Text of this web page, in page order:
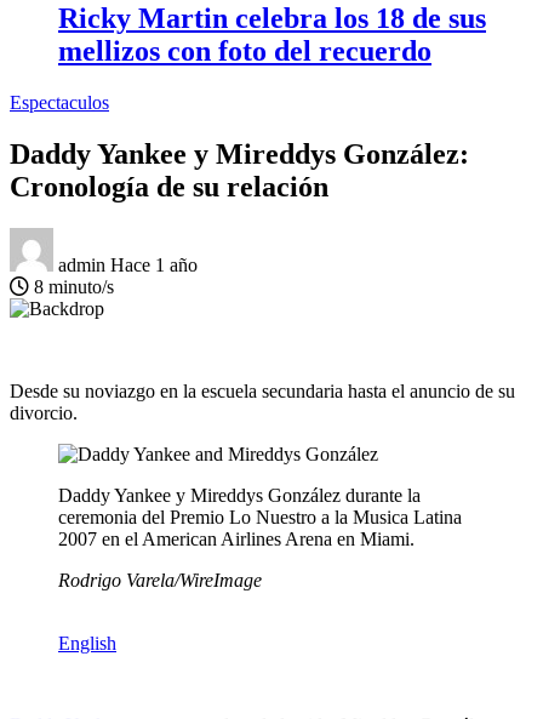
Ricky Martin celebra los 18 de sus
mellizos con foto del recuerdo
Espectaculos
Daddy Yankee y Mireddys González:
Cronología de su relación
admin Hace 1 año
8 minuto/s
Desde su noviazgo en la escuela secundaria hasta el anuncio de su
divorcio.
Daddy Yankee y Mireddys González durante la
ceremonia del Premio Lo Nuestro a la Musica Latina
2007 en el American Airlines Arena en Miami.
Rodrigo Varela/WireImage
English